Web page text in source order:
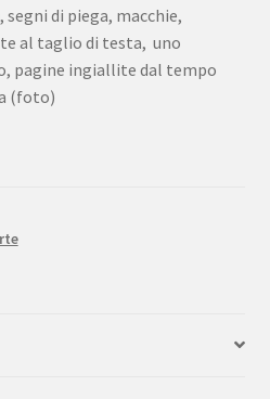
di piega, macchie,
al taglio di testa, uno
pagine ingiallite dal tempo
(foto)